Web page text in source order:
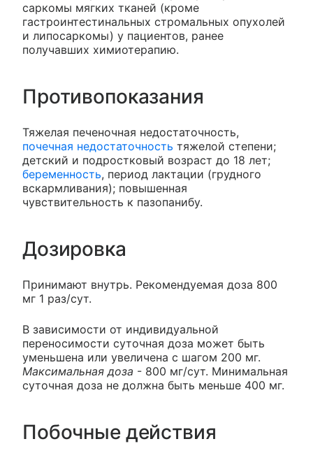
саркомы мягких тканей (кроме
гастроинтестинальных стромальных опухолей
и липосаркомы) у пациентов, ранее
получавших химиотерапию.
Противопоказания
Тяжелая печеночная недостаточность,
почечная недостаточность тяжелой степени;
детский и подростковый возраст до 18 лет;
беременность, период лактации (грудного
вскармливания); повышенная
чувствительность к пазопанибу.
Дозировка
Принимают внутрь. Рекомендуемая доза 800
мг 1 раз/сут.
В зависимости от индивидуальной
переносимости суточная доза может быть
уменьшена или увеличена с шагом 200 мг.
Максимальная доза - 800 мг/сут. Минимальная
суточная доза не должна быть меньше 400 мг.
Побочные действия